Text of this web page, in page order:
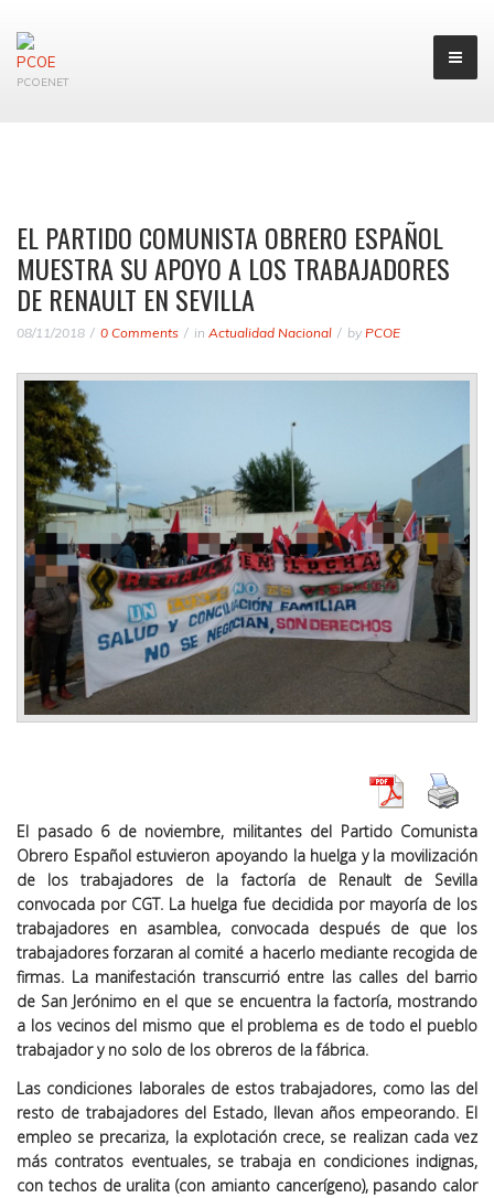
PCOENET
EL PARTIDO COMUNISTA OBRERO ESPAÑOL
MUESTRA SU APOYO A LOS TRABAJADORES
DE RENAULT EN SEVILLA
08/11/2018 0 Comments in Actualidad Nacional by PCOE
El pasado 6 de noviembre, militantes del Partido Comunista
Obrero Español estuvieron apoyando la huelga y la movilización
de los trabajadores de la factoría de Renault de Sevilla
convocada por CGT. La huelga fue decidida por mayoría de los
trabajadores en asamblea, convocada después de que los
trabajadores forzaran al comité a hacerlo mediante recogida de
firmas. La manifestación transcurrió entre las calles del barrio
de San Jerónimo en el que se encuentra la factoría, mostrando
a los vecinos del mismo que el problema es de todo el pueblo
trabajador y no solo de los obreros de la fábrica.
Las condiciones laborales de estos trabajadores, como las del
resto de trabajadores del Estado, llevan años empeorando. El
empleo se precariza, la explotación crece, se realizan cada vez
más contratos eventuales, se trabaja en condiciones indignas,
con techos de uralita (con amianto cancerígeno), pasando calor